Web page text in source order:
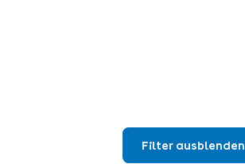
Filter ausblenden